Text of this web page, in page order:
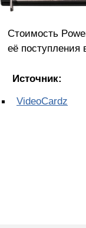
Стоимость
её
Источник:
VideoCardz